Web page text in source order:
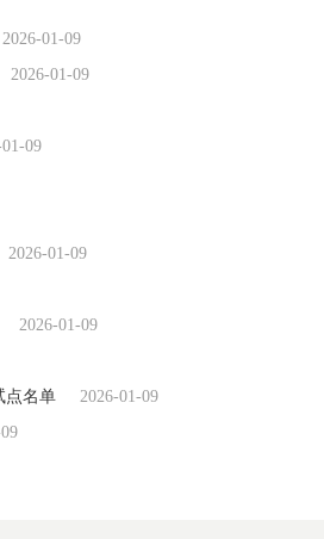
2026-01-09
2026-01-09
09
2026-01-09
2026-01-09
点名单
2026-01-09